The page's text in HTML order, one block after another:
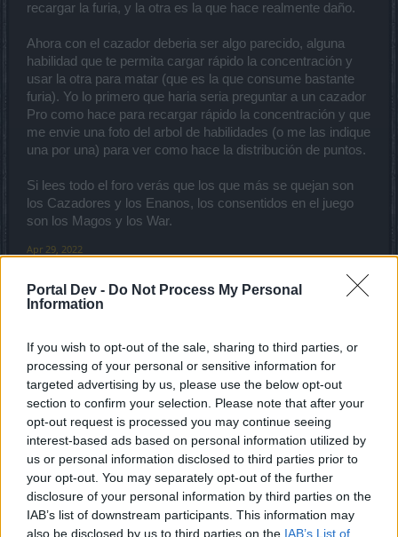
Portal Dev - Do Not Process My Personal
Information
If you wish to opt-out of the sale, sharing to third parties, or
processing of your personal or sensitive information for
targeted advertising by us, please use the below opt-out
section to confirm your selection. Please note that after your
opt-out request is processed you may continue seeing
interest-based ads based on personal information utilized by
us or personal information disclosed to third parties prior to
your opt-out. You may separately opt-out of the further
disclosure of your personal information by third parties on the
IAB’s list of downstream participants. This information may
also be disclosed by us to third parties on the IAB’s List of
recargar la furia, y la otra es la que hace realmente daño.
Ahora con el cazador deberia ser algo parecido, alguna
habilidad que te permita cargar rápido la concentración y
usar la otra para matar (que es la que consume bastante
furia). Yo lo primero que haria seria preguntar a un cazador
Pro como hace para recargar rápido la concentración y que
me envie una foto del arbol de habilidades (o me las indique
una por una) para ver como hace la distribución de puntos.
Si lees todo el foro verás que los que más se quejan son
los Cazadores y los Enanos, los consentidos en el juego
son los Magos y los War.
Apr 29, 2022
J0SÉ
Esto no es cuention de pve sino que de pvp, para pve
hasta muy bajo esta el nivel de los mapas, mi caza esta
maxiado en todo, el problema aqui es el pvp, que con el
cambio que hicieron no recarga consentrasion rapido se
tarda mucho, ademas es por gusto todo el trabajo que me
llebo subir las gemas de bloqueo al maximo para que ahora
ya ni sirvan, trabajo y tiempo perdido.
Apr 29, 2022